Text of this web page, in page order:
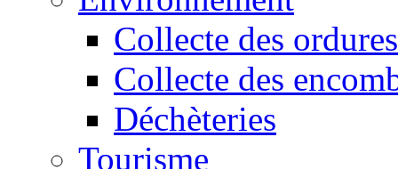
Collecte des ordures
Collecte des
Déchèteries
Tourisme